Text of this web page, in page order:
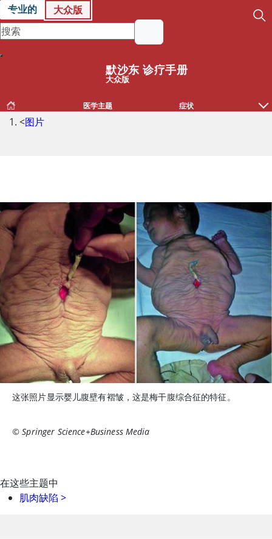
专业的 大众版
默沙东 诊疗手册
大众版
医学主题 症状
<图片
这张照片显示婴儿腹壁有褶皱，这是梅干腹综合征的特征。
© Springer Science+Business Media
在这些主题中
肌肉缺陷 >